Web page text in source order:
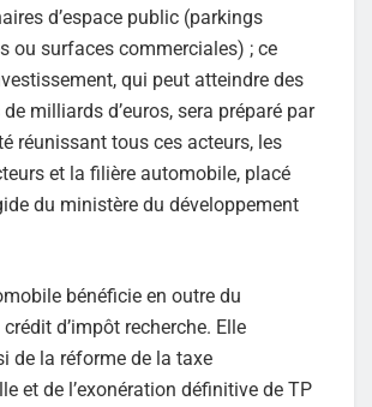
d’espace public (parkings
ou surfaces commerciales) ; ce
qui peut atteindre des
milliards d’euros, sera préparé par
réunissant tous ces acteurs, les
et la filière automobile, placé
du ministère du développement
bénéficie en outre du
d’impôt recherche. Elle
de la réforme de la taxe
et de l’exonération définitive de TP